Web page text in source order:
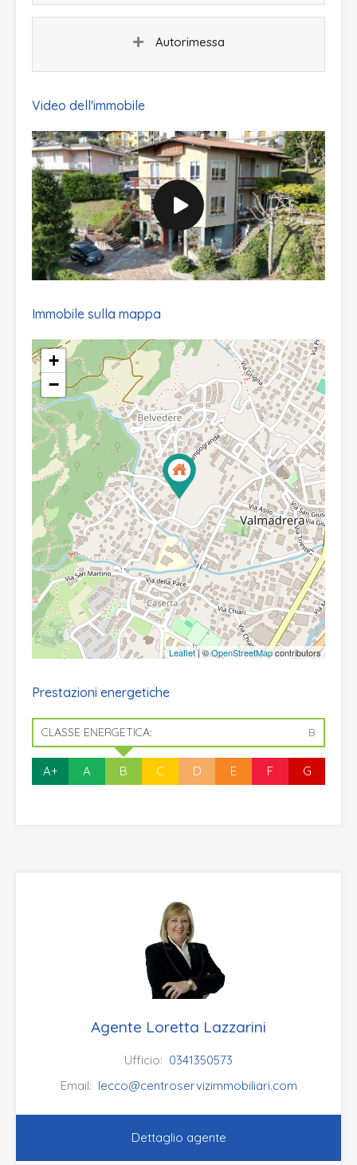
Autorimessa
Video dell'immobile
Immobile sulla mappa
+
−
Leaflet| ©OpenStreetMapcontributors
Prestazioni energetiche
CLASSE ENERGETICA: B
A+ A B C D E F G
Agente Loretta Lazzarini
Ufficio: 0341350573
Email: lecco@centroservizimmobiliari.com
Dettaglio agente